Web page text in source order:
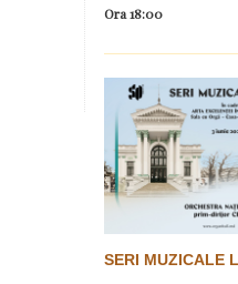
Ora18:00
SERI MUZICALE